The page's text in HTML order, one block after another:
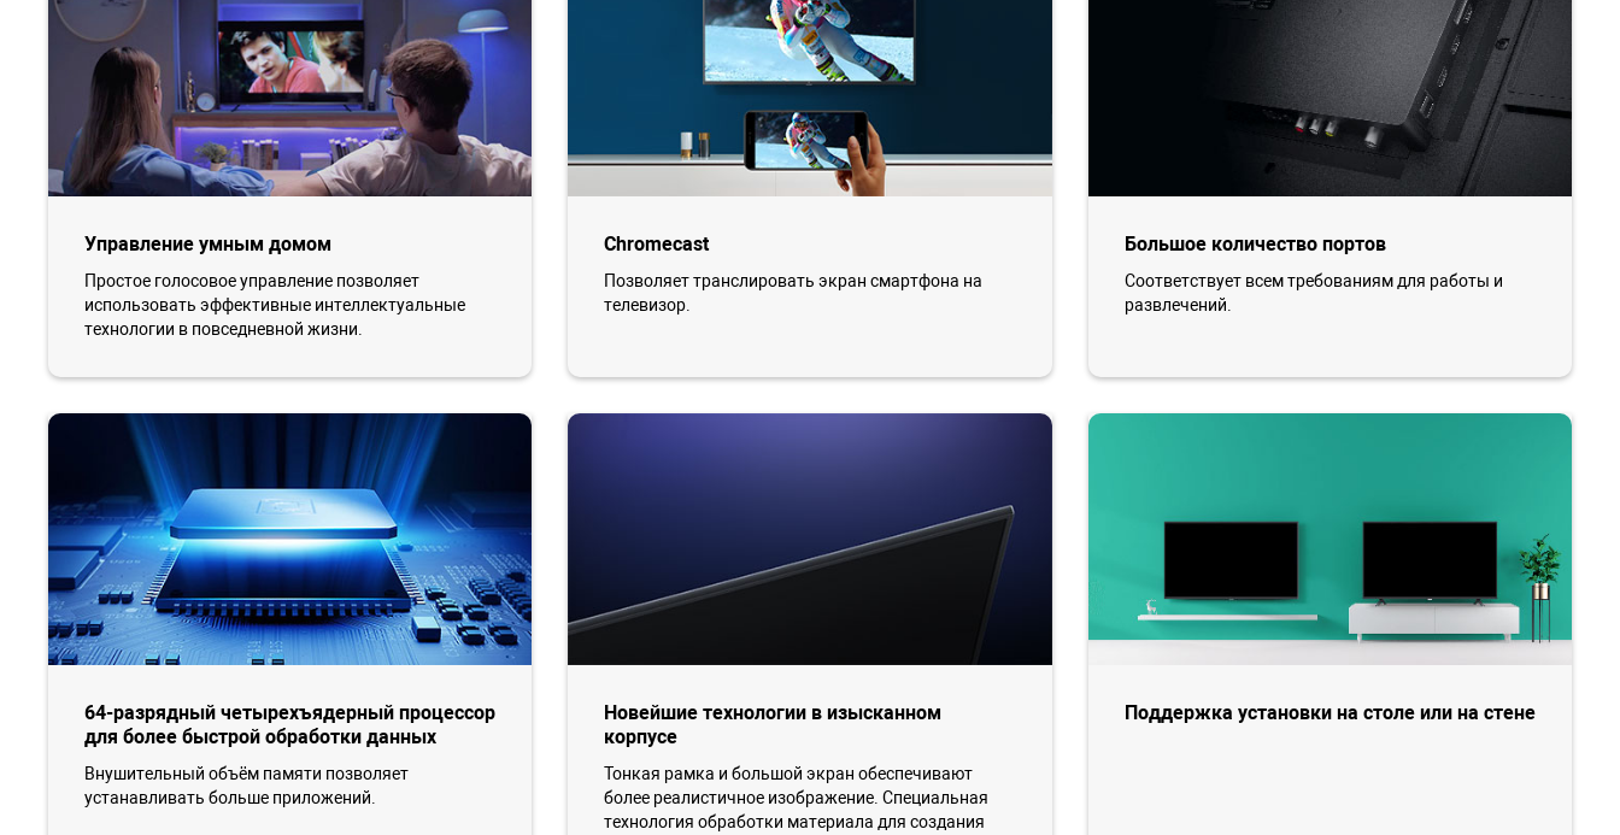
Управление умным домом
Простое голосовое управление позволяет
использовать эффективные интеллектуальные
технологии в повседневной жизни.
Chromecast
Позволяет транслировать экран смартфона на
телевизор.
Большое количество портов
Соответствует всем требованиям для работы и
развлечений.
64-разрядный четырехъядерный процессор
для более быстрой обработки данных
Внушительный объём памяти позволяет
устанавливать больше приложений.
Новейшие технологии в изысканном
корпусе
Тонкая рамка и большой экран обеспечивают
более реалистичное изображение. Специальная
технология обработки материала для создания
Поддержка установки на столе или на стене